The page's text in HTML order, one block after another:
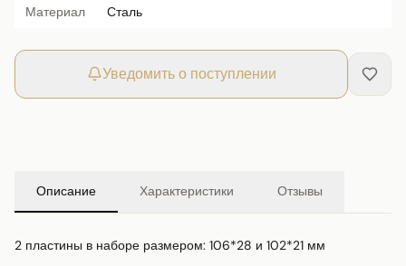
Материал Сталь
Уведомить о поступлении
Описание Характеристики Отзывы
2 пластины в наборе размером: 106*28 и 102*21 мм